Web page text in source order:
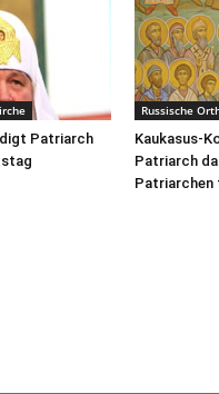
Patriarch
Russische
Kaukasus-
Patriarch